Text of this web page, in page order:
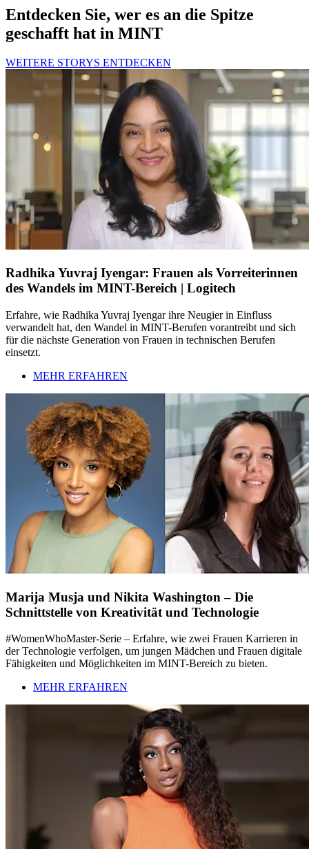
Entdecken Sie, wer es an die Spitze
geschafft hat in MINT
WEITERE STORYS ENTDECKEN
Radhika Yuvraj Iyengar: Frauen als Vorreiterinnen
des Wandels im MINT-Bereich | Logitech
Erfahre, wie Radhika Yuvraj Iyengar ihre Neugier in Einfluss
verwandelt hat, den Wandel in MINT-Berufen vorantreibt und sich
für die nächste Generation von Frauen in technischen Berufen
einsetzt.
MEHR ERFAHREN
Marija Musja und Nikita Washington – Die
Schnittstelle von Kreativität und Technologie
#WomenWhoMaster-Serie – Erfahre, wie zwei Frauen Karrieren in
der Technologie verfolgen, um jungen Mädchen und Frauen digitale
Fähigkeiten und Möglichkeiten im MINT-Bereich zu bieten.
MEHR ERFAHREN